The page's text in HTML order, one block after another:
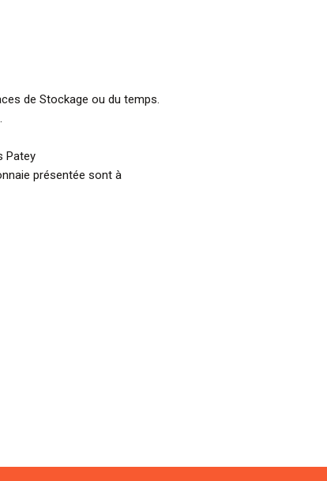
de Stockage ou du temps.
Patey
présentée sont à